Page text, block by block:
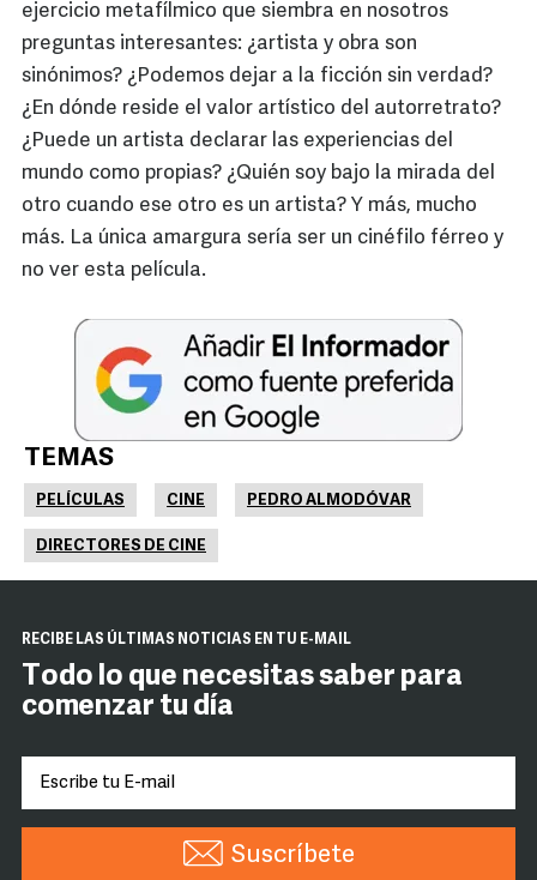
ejercicio metafílmico que siembra en nosotros
preguntas interesantes: ¿artista y obra son
sinónimos? ¿Podemos dejar a la ficción sin verdad?
¿En dónde reside el valor artístico del autorretrato?
¿Puede un artista declarar las experiencias del
mundo como propias? ¿Quién soy bajo la mirada del
otro cuando ese otro es un artista? Y más, mucho
más. La única amargura sería ser un cinéfilo férreo y
no ver esta película.
TEMAS
PELÍCULAS CINE PEDRO ALMODÓVAR
DIRECTORES DE CINE
RECIBE LAS ÚLTIMAS NOTICIAS EN TU E-MAIL
Todo lo que necesitas saber para
comenzar tu día
Suscríbete